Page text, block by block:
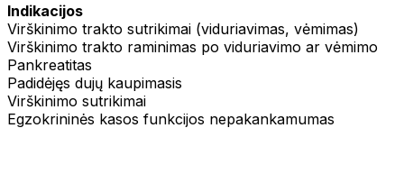
Indikacijos
Virškinimo trakto sutrikimai (viduriavimas, vėmimas)
Virškinimo trakto raminimas po viduriavimo ar vėmimo
Pankreatitas
Padidėjęs dujų kaupimasis
Virškinimo sutrikimai
Egzokrininės kasos funkcijos nepakankamumas